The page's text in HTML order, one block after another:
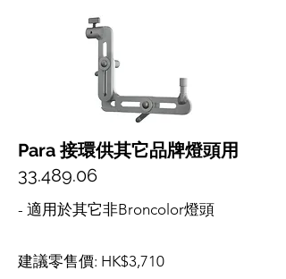
Para 接環供其它品牌燈頭用
33.489.06
- 適用於其它非Broncolor燈頭
建議零售價: HK$3,710